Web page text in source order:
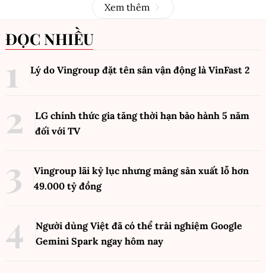
Xem thêm
ĐỌC NHIỀU
Lý do Vingroup đặt tên sân vận động là VinFast 2
LG chính thức gia tăng thời hạn bảo hành 5 năm
đối với TV
Vingroup lãi kỷ lục nhưng mảng sản xuất lỗ hơn
49.000 tỷ đồng
Người dùng Việt đã có thể trải nghiệm Google
Gemini Spark ngay hôm nay